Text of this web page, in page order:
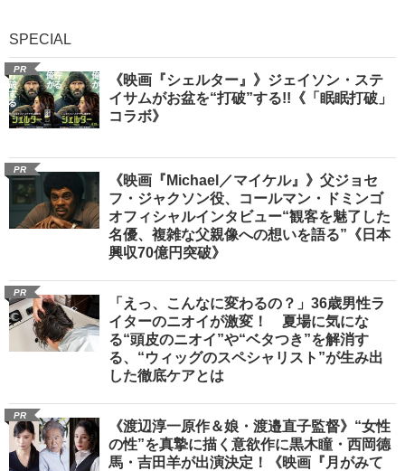
SPECIAL
PR
《映画『シェルター』》ジェイソン・ステ
イサムがお盆を“打破”する!!《「眠眠打破」
コラボ》
PR
《映画『Michael／マイケル』》父ジョセ
フ・ジャクソン役、コールマン・ドミンゴ
オフィシャルインタビュー“観客を魅了した
名優、複雑な父親像への想いを語る”《日本
興収70億円突破》
PR
「えっ、こんなに変わるの？」36歳男性ラ
イターのニオイが激変！ 夏場に気にな
る“頭皮のニオイ”や“ベタつき”を解消す
る、“ウィッグのスペシャリスト”が生み出
した徹底ケアとは
PR
《渡辺淳一原作＆娘・渡邉直子監督》“女性
の性”を真摯に描く意欲作に黒木瞳・西岡德
馬・吉田羊が出演決定！《映画『月がみて